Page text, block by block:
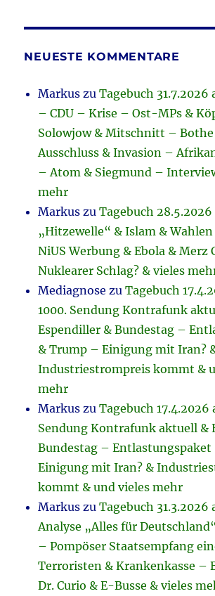
NEUESTE KOMMENTARE
Markus zuTagebuch
– CDU – Krise – Ost-MPs &
Solowjow & Mitschnitt –
Ausschluss & Invasion –
– Atom & Siegmund –
mehr
Markus zuTagebuch
„Hitzewelle“ & Islam & Wahlen
NiUS Werbung & Ebola & Merz
Nuklearer Schlag? & vieles
Mediagnose zuTagebuch
1000. Sendung Kontrafunk
Espendiller & Bundestag –
& Trump – Einigung mit Iran?
Industriestrompreis kommt &
mehr
Markus zuTagebuch 17.4.2026
Sendung Kontrafunk aktuell &
Bundestag –
Einigung mit Iran? &
kommt & und vieles mehr
Markus zuTagebuch 31.3.2026
Analyse „Alles für
– Pompöser Staatsempfang
Terroristen & Krankenkasse –
Dr. Curio & E-Busse & vieles